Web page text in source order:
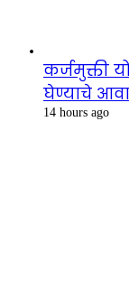
कर्जमुक्ती
घेण्याचे
14 hours ago